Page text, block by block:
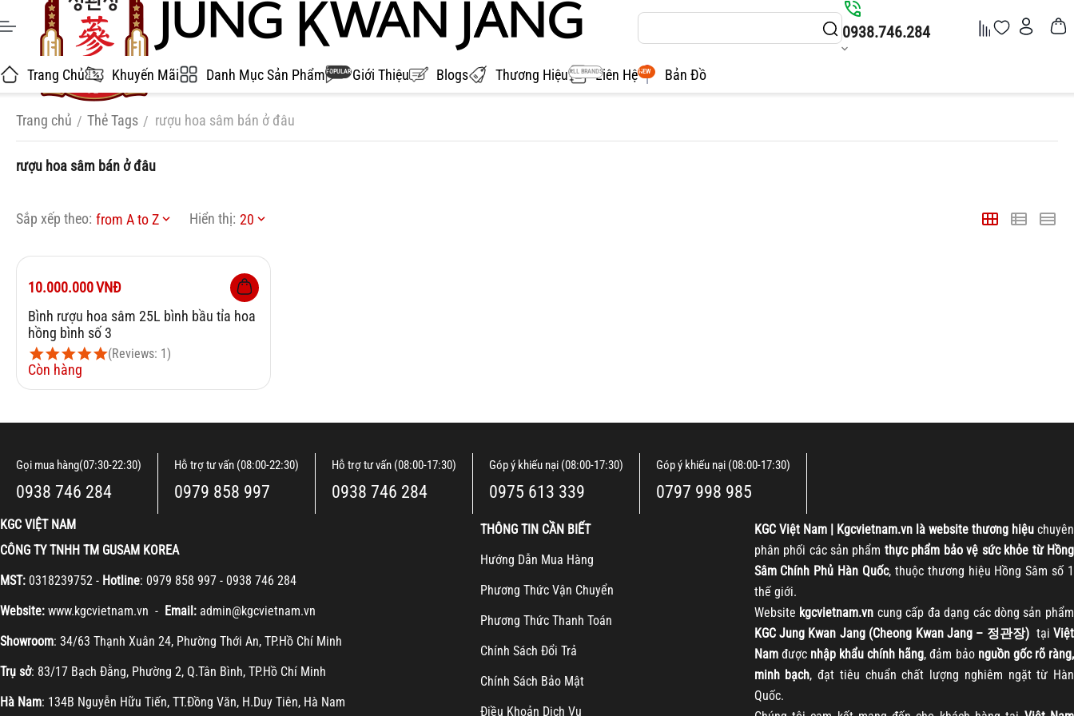
0938.746.284
Trang Chủ Khuyến Mãi Danh Mục Sản Phẩm POPULAR Giới Thiệu Blogs Thương Hiệu ALL BRANDSLiên HệNEW Bản Đồ
Trang chủ / Thẻ Tags / rượu hoa sâm bán ở đâu
rượu hoa sâm bán ở đâu
Sắp xếp theo: from A to Z Hiển thị: 20
10.000.000VNĐ
Bình rượu hoa sâm 25L bình bầu tỉa hoa
hồng bình số 3
(Reviews: 1)
Còn hàng
Gọi mua hàng(07:30-22:30)
0938 746 284
Hỗ trợ tư vấn (08:00-22:30)
0979 858 997
Hỗ trợ tư vấn (08:00-17:30)
0938 746 284
Góp ý khiếu nại (08:00-17:30)
0975 613 339
Góp ý khiếu nại (08:00-17:30)
0797 998 985
KGC VIỆT NAM
CÔNG TY TNHH TM GUSAM KOREA
MST: 0318239752 - Hotline: 0979 858 997 - 0938 746 284
Website: www.kgcvietnam.vn - Email: admin@kgcvietnam.vn
Showroom: 34/63 Thạnh Xuân 24, Phường Thới An, TP.Hồ Chí Minh
Trụ sở: 83/17 Bạch Đằng, Phường 2, Q.Tân Bình, TP.Hồ Chí Minh
Hà Nam: 134B Nguyễn Hữu Tiến, TT.Đồng Văn, H.Duy Tiên, Hà Nam
THÔNG TIN CẦN BIẾT
Hướng Dẫn Mua Hàng
Phương Thức Vận Chuyển
Phương Thức Thanh Toán
Chính Sách Đổi Trả
Chính Sách Bảo Mật
Điều Khoản Dịch Vụ
KGC Việt Nam | Kgcvietnam.vn là website thương hiệu chuyên
phân phối các sản phẩm thực phẩm bảo vệ sức khỏe từ Hồng
Sâm Chính Phủ Hàn Quốc, thuộc thương hiệu Hồng Sâm số 1
thế giới.
Website kgcvietnam.vn cung cấp đa dạng các dòng sản phẩm
KGC Jung Kwan Jang (Cheong Kwan Jang – 정관장)tại Việt
Namđược nhập khẩu chính hãng, đảm bảo nguồn gốc rõ ràng,
minh bạch, đạt tiêu chuẩn chất lượng nghiêm ngặt từ Hàn
Quốc.